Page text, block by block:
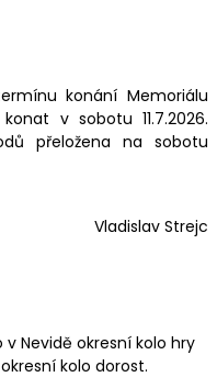
konání Memoriálu
v sobotu 11.7.2026.
přeložena na sobotu
Vladislav Strejc
Nevidě okresní kolo hry
kolo dorost.